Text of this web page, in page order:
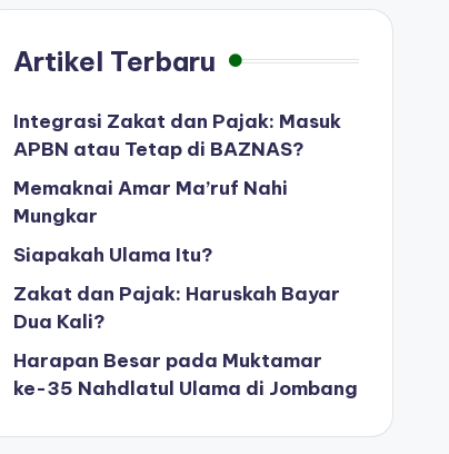
Artikel Terbaru
Integrasi Zakat dan Pajak: Masuk
APBN atau Tetap di BAZNAS?
Memaknai Amar Ma’ruf Nahi
Mungkar
Siapakah Ulama Itu?
Zakat dan Pajak: Haruskah Bayar
Dua Kali?
Harapan Besar pada Muktamar
ke-35 Nahdlatul Ulama di Jombang